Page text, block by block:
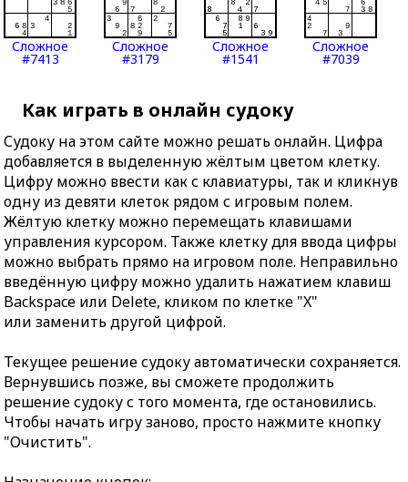
Сложное
#7413
Сложное
#3179
Сложное
#1541
Сложное
#7039
Как играть в онлайн судоку
Судоку на этом сайте можно решать онлайн. Цифра
добавляется в выделенную жёлтым цветом клетку.
Цифру можно ввести как с клавиатуры, так и кликнув
одну из девяти клеток рядом с игровым полем.
Жёлтую клетку можно перемещать клавишами
управления курсором. Также клетку для ввода цифры
можно выбрать прямо на игровом поле. Неправильно
введённую цифру можно удалить нажатием клавиш
Backspace или Delete, кликом по клетке "X"
или заменить другой цифрой.
Текущее решение судоку автоматически сохраняется.
Вернувшись позже, вы сможете продолжить
решение судоку с того момента, где остановились.
Чтобы начать игру заново, просто нажмите кнопку
"Очистить".